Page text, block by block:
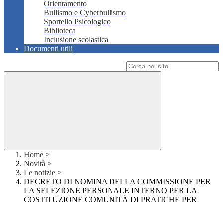
Orientamento
Bullismo e Cyberbullismo
Sportello Psicologico
Biblioteca
Inclusione scolastica
Documenti utili
Home >
Novità >
Le notizie >
DECRETO DI NOMINA DELLA COMMISSIONE PER
LA SELEZIONE PERSONALE INTERNO PER LA
COSTITUZIONE COMUNITÀ DI PRATICHE PER